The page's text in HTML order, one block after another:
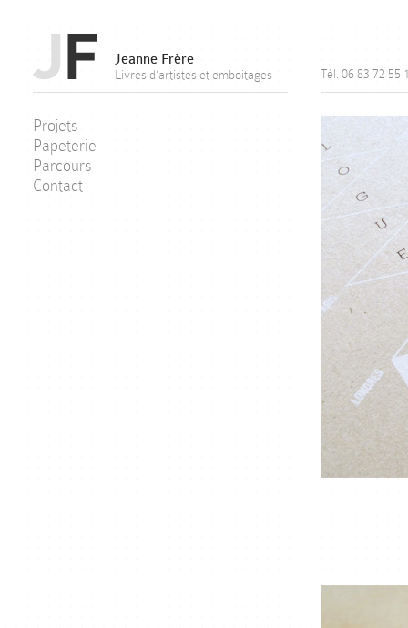
Jeanne Frère
Livres d’artistes et emboitages Tél. 06 83 72 55
Projets
Papeterie
Parcours
Contact